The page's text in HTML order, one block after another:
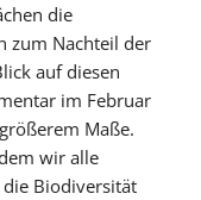
die
zum Nachteil der
auf diesen
im Februar
Maße.
wir alle
Biodiversität